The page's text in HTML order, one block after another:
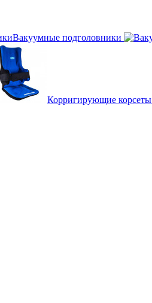
Вакуумные подголовники
Корригирующие корсеты